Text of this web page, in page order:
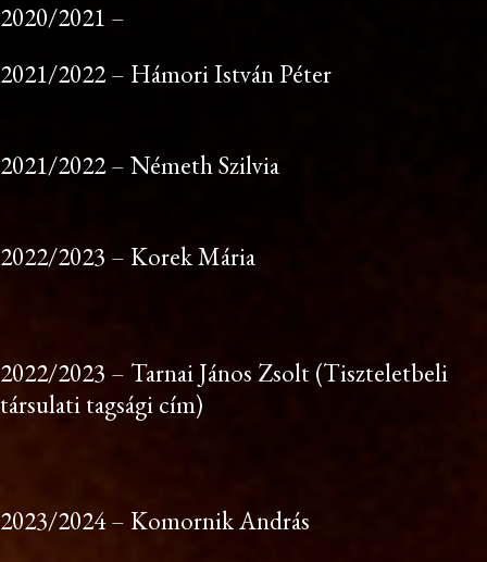
2020/2021 –
2021/2022 – Hámori István Péter
2021/2022 – Németh Szilvia
2022/2023 – Korek Mária
2022/2023 – Tarnai János Zsolt (Tiszteletbeli
társulati tagsági cím)
2023/2024 – Komornik András